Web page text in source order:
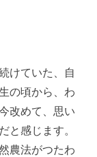
けていた、自
の頃から、わ
改めて、思い
と感じます。
農法がつたわ